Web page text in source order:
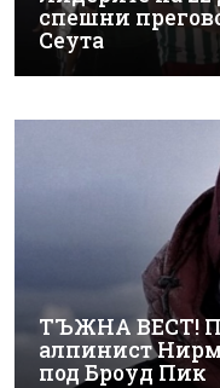
спешни
Сеута
ТЪЖНА ВЕСТ!
алпинист
под Броуд Пик